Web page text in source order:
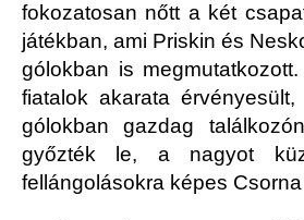
fokozatosan nőtt a két
játékban, ami Priskin és
gólokban is
fiatalok akarata
gólokban gazdag
győzték le, a nagyot
fellángolásokra képes